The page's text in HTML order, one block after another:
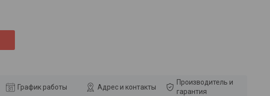
График работы Адрес и контакты
Производитель и
гарантия